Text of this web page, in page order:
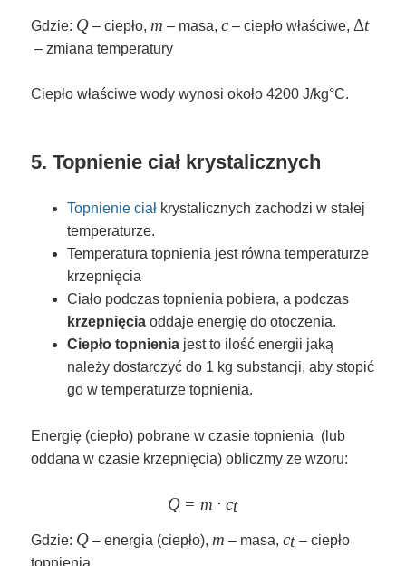
Gdzie: Q
Q – ciepło, m
m – masa,c
c – ciepło właściwe, \Delta
Δt
– zmiana temperatury
Ciepło właściwe wody wynosi około 4200 J/kg°C.
5. Topnienie ciał krystalicznych
Topnienie ciał krystalicznych zachodzi w stałej
temperaturze.
Temperatura topnienia jest równa temperaturze
krzepnięcia
Ciało podczas topnienia pobiera, a podczas
krzepnięcia oddaje energię do otoczenia.
Ciepło topnienia jest to ilość energii jaką
należy dostarczyć do 1 kg substancji, aby stopić
go w temperaturze topnienia.
Energię (ciepło) pobrane w czasie topnienia (lub
oddana w czasie krzepnięcia) obliczmy ze wzoru:
\large Q = m \cdot c_t
Q = m ⋅ ct
Gdzie: Q
Q – energia (ciepło), m
m – masa,c_t
ct – ciepło
topnienia